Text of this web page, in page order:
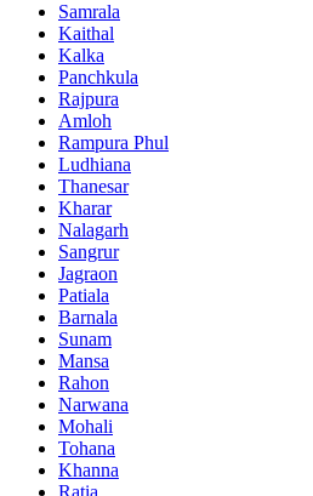
Samrala
Kaithal
Kalka
Panchkula
Rajpura
Amloh
Rampura Phul
Ludhiana
Thanesar
Kharar
Nalagarh
Sangrur
Jagraon
Patiala
Barnala
Sunam
Mansa
Rahon
Narwana
Mohali
Tohana
Khanna